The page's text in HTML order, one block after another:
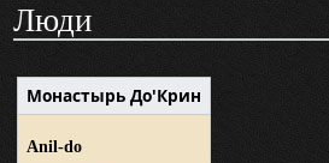
Люди
Монастырь До'Крин
Anil-do